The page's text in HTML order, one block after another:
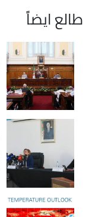
طالع ايضاً